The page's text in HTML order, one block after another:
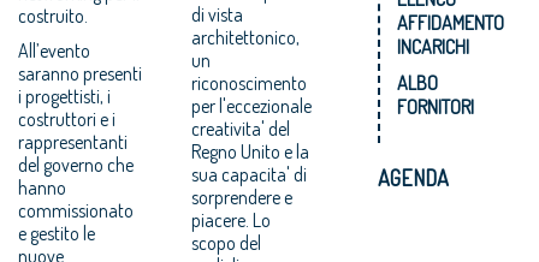
costruito.
All’evento
saranno presenti
i progettisti, i
costruttori e i
rappresentanti
del governo che
hanno
commissionato
e gestito le
nuove
di vista
architettonico,
un
riconoscimento
per l'eccezionale
creativita' del
Regno Unito e la
sua capacita' di
sorprendere e
piacere. Lo
scopo del
AFFIDAMENTO
INCARICHI
ALBO
FORNITORI
AGENDA